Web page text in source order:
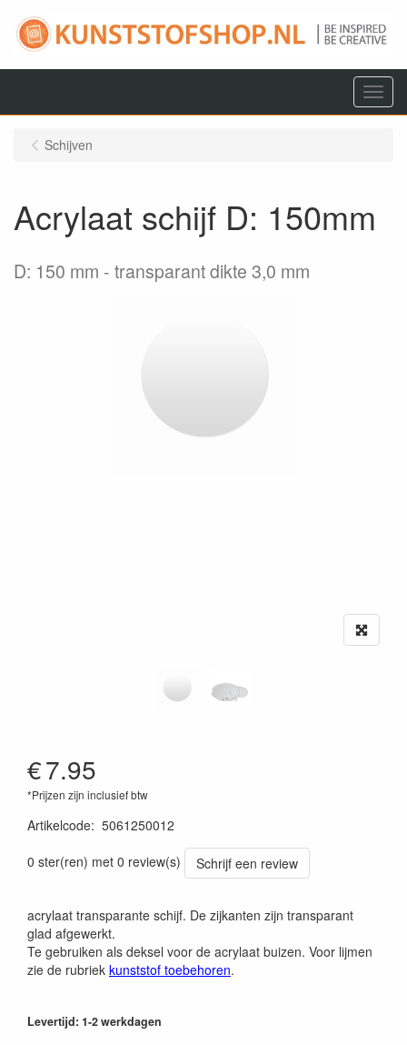
Menu
Schijven
Acrylaat schijf D: 150mm
D: 150 mm transparant dikte 3,0 mm
€7.95
*Prijzen zijn inclusief btw
Artikelcode: 5061250012
0 ster(ren) met 0 review(s)
Schrijf een review
acrylaat transparante schijf. De zijkanten zijn transparant
glad afgewerkt.
Te gebruiken als deksel voor de acrylaat buizen. Voor lijmen
zie de rubriek kunststof toebehoren.
Levertijd: 1-2 werkdagen